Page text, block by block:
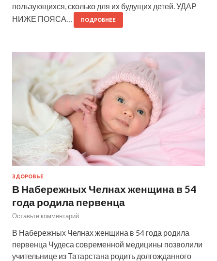
пользующихся, сколько для их будущих детей. УДАР
НИЖЕ ПОЯСА…
ПОДРОБНЕЕ
ЗДОРОВЬЕ
В Набережных Челнах женщина в 54
года родила первенца
Оставьте комментарий
В Набережных Челнах женщина в 54 года родила
первенца Чудеса современной медицины позволили
учительнице из Татарстана родить долгожданного